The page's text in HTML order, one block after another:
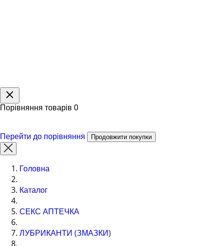
Порівняння товарів 0
Перейти до порівняння Продовжити покупки
Головна
Каталог
СЕКС АПТЕЧКА
ЛУБРИКАНТИ (ЗМАЗКИ)